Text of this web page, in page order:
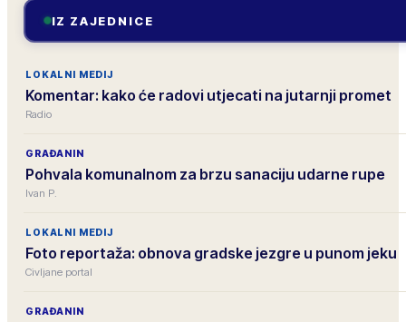
IZ ZAJEDNICE
LOKALNI MEDIJ
Komentar: kako će radovi utjecati na jutarnji promet
Radio
GRAĐANIN
Pohvala komunalnom za brzu sanaciju udarne rupe
Ivan P.
LOKALNI MEDIJ
Foto reportaža: obnova gradske jezgre u punom jeku
Civljane portal
GRAĐANIN